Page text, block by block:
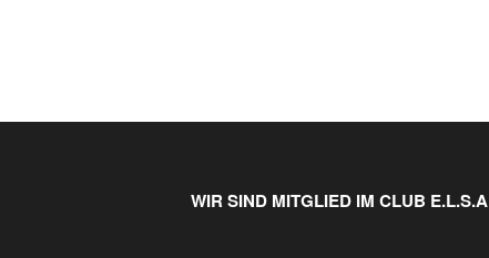
WIR SIND MITGLIED IM CLUB E.L.S.A